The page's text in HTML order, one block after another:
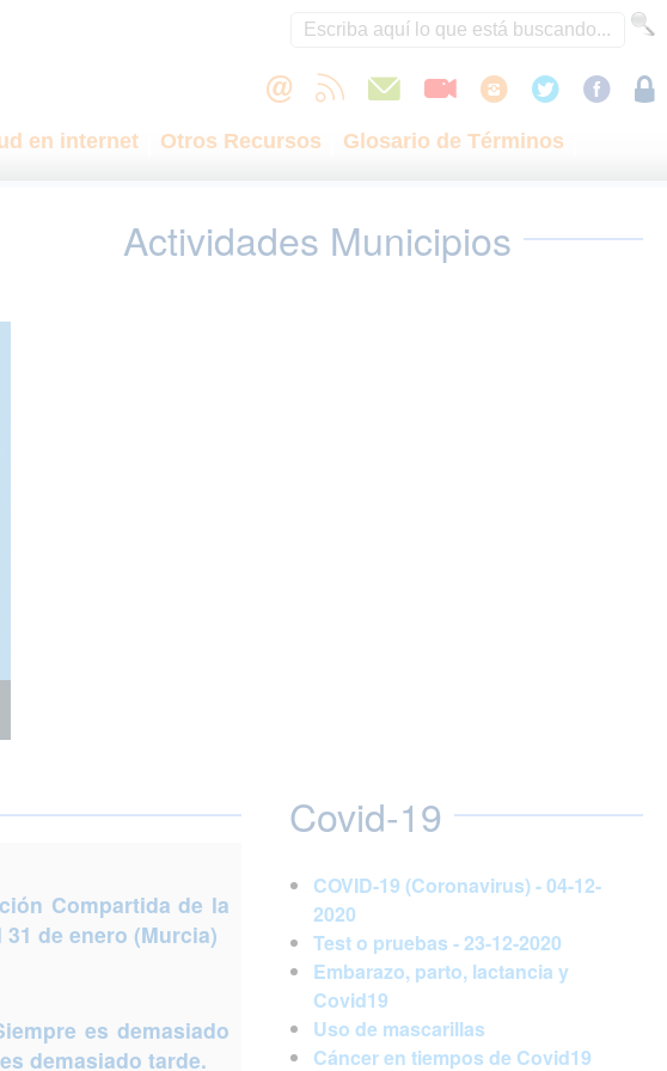
en internet Otros Recursos
Glosario de Términos
Actividades Municipios
Compartida de la
de enero (Murcia)
es demasiado
demasiado tarde.
Covid-19
COVID-19 (Coronavirus) - 04-12-
2020
Test o pruebas - 23-12-2020
Embarazo, parto, lactancia y
Covid19
Uso de mascarillas
Cáncer en tiempos de Covid19